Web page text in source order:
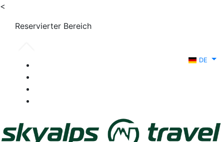
<
Reservierter Bereich
DE